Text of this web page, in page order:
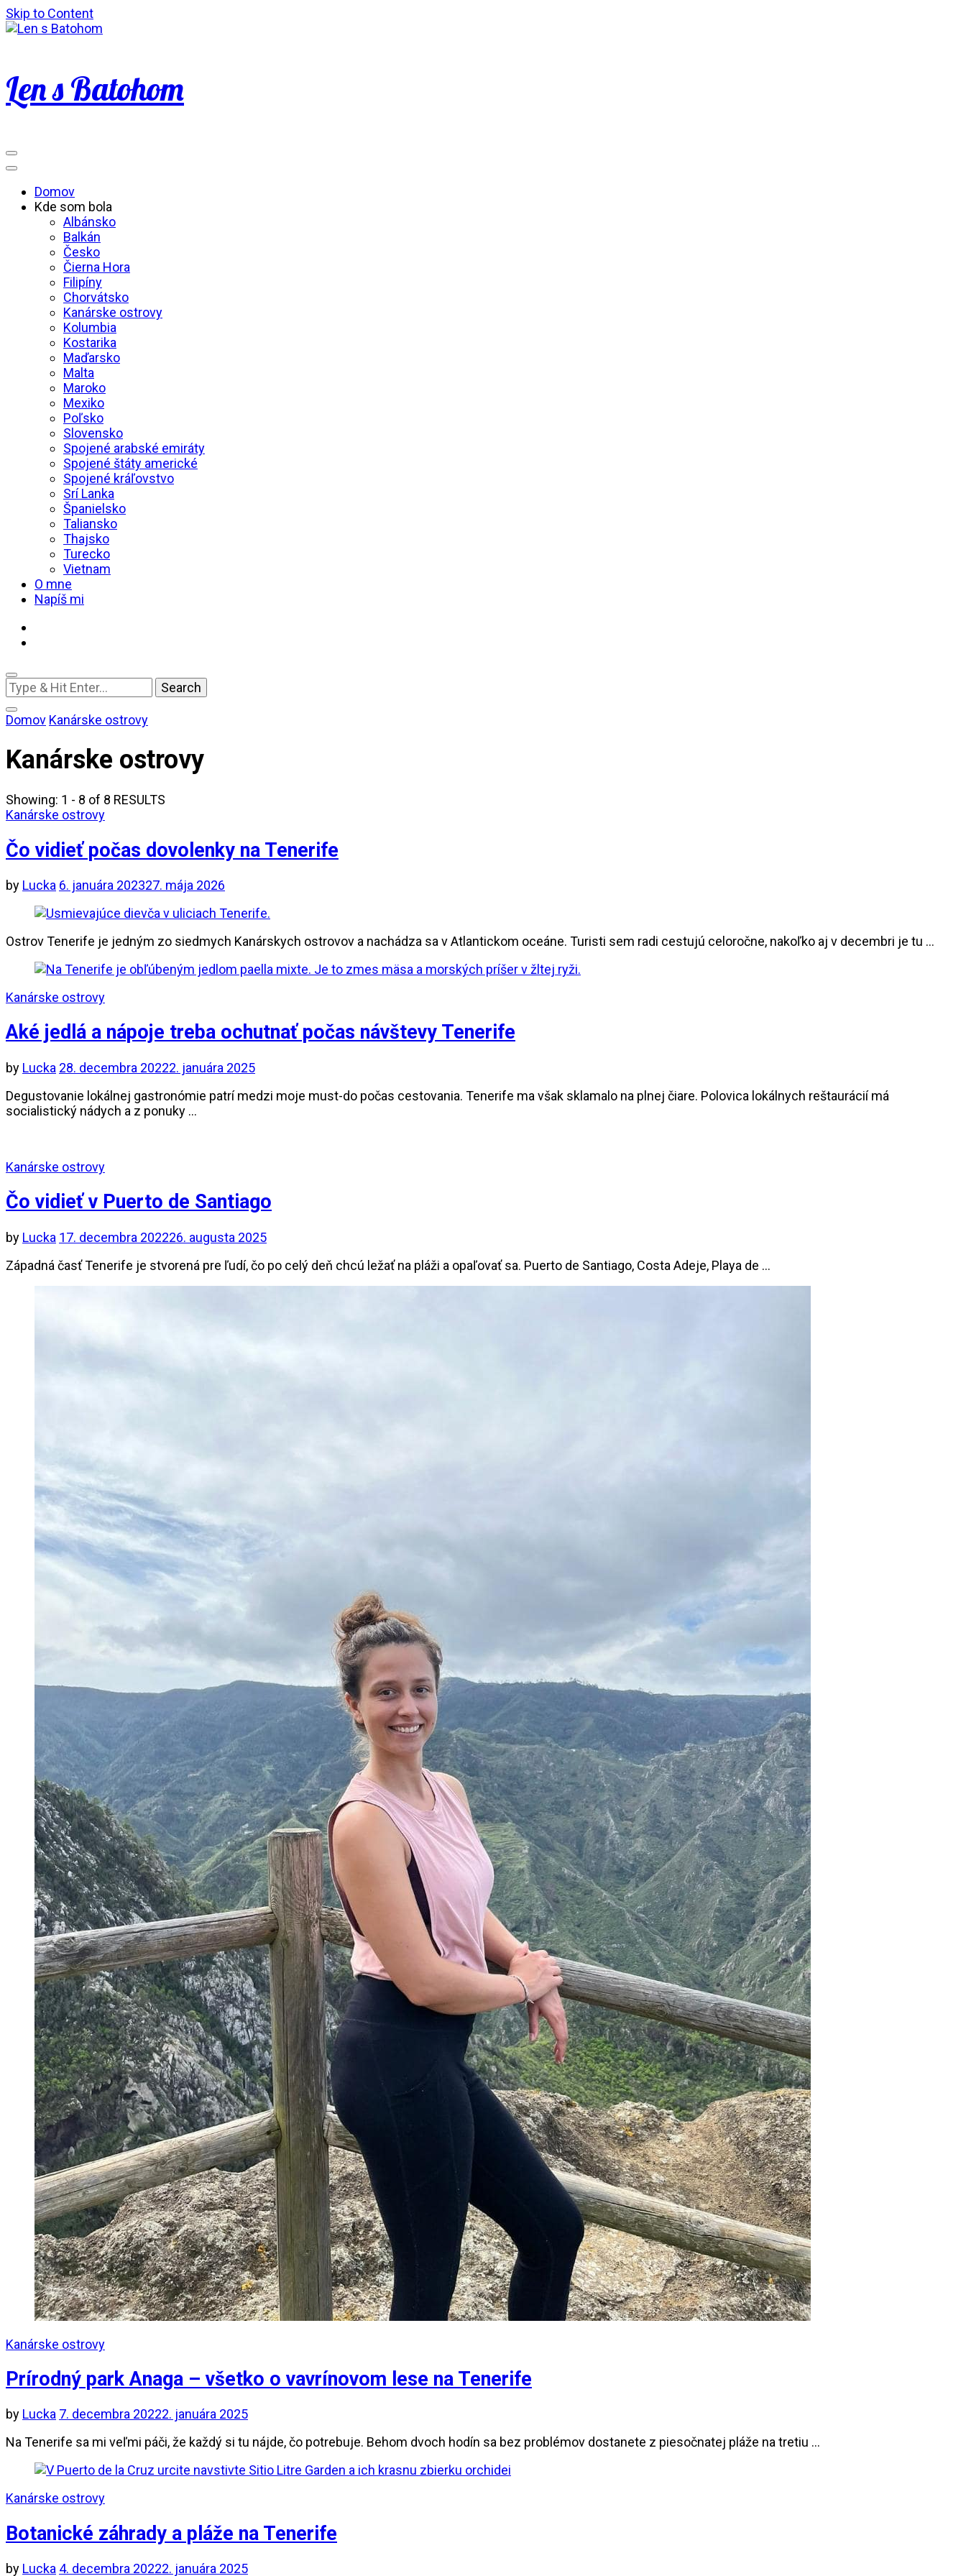
Skip to Content
Len s Batohom
Domov
Kde som bola
Albánsko
Balkán
Česko
Čierna Hora
Filipíny
Chorvátsko
Kanárske ostrovy
Kolumbia
Kostarika
Maďarsko
Malta
Maroko
Mexiko
Poľsko
Slovensko
Spojené arabské emiráty
Spojené štáty americké
Spojené kráľovstvo
Srí Lanka
Španielsko
Taliansko
Thajsko
Turecko
Vietnam
O mne
Napíš mi
Looking
for
Something?
Domov Kanárske ostrovy
Kanárske ostrovy
Showing: 1 - 8 of 8 RESULTS
Kanárske ostrovy
Čo vidieť počas dovolenky na Tenerife
by Lucka 6. januára 202327. mája 2026
Ostrov Tenerife je jedným zo siedmych Kanárskych ostrovov a nachádza sa v Atlantickom oceáne. Turisti sem radi cestujú celoročne, nakoľko aj v decembri je tu …
Kanárske ostrovy
Aké jedlá a nápoje treba ochutnať počas návštevy Tenerife
by Lucka 28. decembra 20222. januára 2025
Degustovanie lokálnej gastronómie patrí medzi moje must-do počas cestovania. Tenerife ma však sklamalo na plnej čiare. Polovica lokálnych reštaurácií má
socialistický nádych a z ponuky …
Kanárske ostrovy
Čo vidieť v Puerto de Santiago
by Lucka 17. decembra 202226. augusta 2025
Západná časť Tenerife je stvorená pre ľudí, čo po celý deň chcú ležať na pláži a opaľovať sa. Puerto de Santiago, Costa Adeje, Playa de …
Kanárske ostrovy
Prírodný park Anaga – všetko o vavrínovom lese na Tenerife
by Lucka 7. decembra 20222. januára 2025
Na Tenerife sa mi veľmi páči, že každý si tu nájde, čo potrebuje. Behom dvoch hodín sa bez problémov dostanete z piesočnatej pláže na tretiu …
Kanárske ostrovy
Botanické záhrady a pláže na Tenerife
by Lucka 4. decembra 20222. januára 2025